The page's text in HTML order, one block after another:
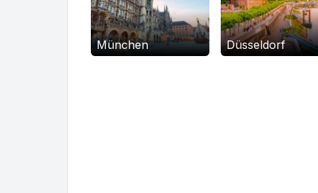
München Düsseldorf